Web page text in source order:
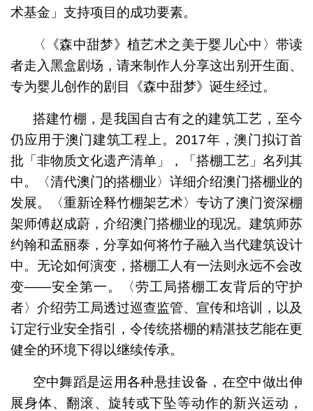
术基金」支持项目的成功要素。
〈《森中甜梦》植艺术之美于婴儿心中〉带读
者走入黑盒剧场，请来制作人分享这出别开生面、
专为婴儿创作的剧目《森中甜梦》诞生经过。
搭建竹棚，是我国自古有之的建筑工艺，至今
仍应用于澳门建筑工程上。2017年，澳门拟订首
批「非物质文化遗产清单」，「搭棚工艺」名列其
中。〈清代澳门的搭棚业〉详细介绍澳门搭棚业的
发展。〈重新诠释竹棚架艺术〉专访了澳门资深棚
架师傅赵成蔚，介绍澳门搭棚业的现况。建筑师苏
约翰和孟丽泰，分享如何将竹子融入当代建筑设计
中。无论如何演变，搭棚工人有一法则永远不会改
变――安全第一。〈劳工局搭棚工友背后的守护
者〉介绍劳工局透过巡查监管、宣传和培训，以及
订定行业安全指引，令传统搭棚的精湛技艺能在更
健全的环境下得以继续传承。
空中舞蹈是运用各种悬挂设备，在空中做出伸
展身体、翻滚、旋转或下坠等动作的新兴运动，